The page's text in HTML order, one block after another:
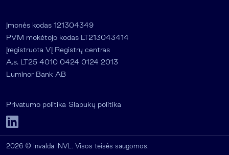
Įmonės kodas 121304349
PVM mokėtojo kodas LT213043414
Įregistruota VĮ Registrų centras
A.s. LT25 4010 0424 0124 2013
Luminor Bank AB
Privatumo politika Slapukų politika
2026 © Invalda INVL. Visos teisės saugomos.